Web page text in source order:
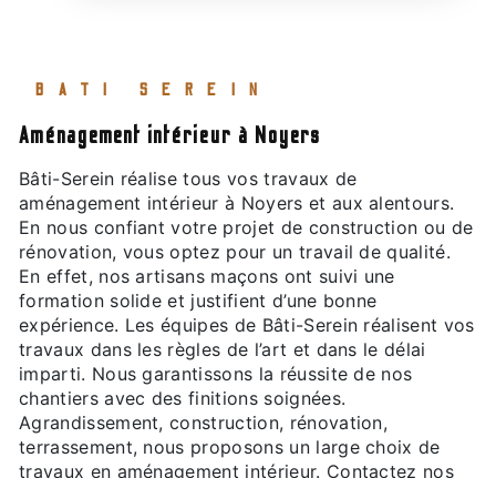
BATI SEREIN
aménagement intérieur à Noyers
Bâti-Serein réalise tous vos travaux de
aménagement intérieur à Noyers et aux alentours.
En nous confiant votre projet de construction ou de
rénovation, vous optez pour un travail de qualité.
En effet, nos artisans maçons ont suivi une
formation solide et justifient d’une bonne
expérience. Les équipes de Bâti-Serein réalisent vos
travaux dans les règles de l’art et dans le délai
imparti. Nous garantissons la réussite de nos
chantiers avec des finitions soignées.
Agrandissement, construction, rénovation,
terrassement, nous proposons un large choix de
travaux en aménagement intérieur. Contactez nos